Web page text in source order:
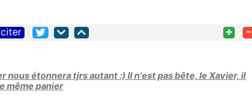
citer + -
nous étonnera tjrs autant :) Il n'est pas bête, le Xavier, il
même panier